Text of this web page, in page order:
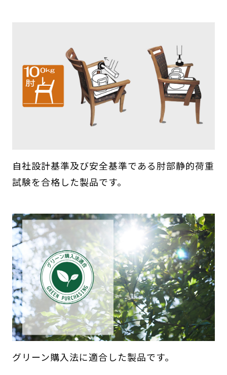
自社設計基準及び安全基準である肘部静的荷重
試験を合格した製品です。
グリーン購入法に適合した製品です。